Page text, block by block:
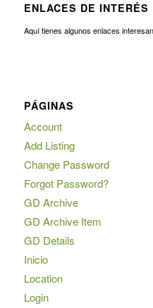
ENLACES DE INTERÉS
Aquí tienes algunos enlaces
PÁGINAS
Account
Add Listing
Change Password
Forgot Password?
GD Archive
GD Archive Item
GD Details
Inicio
Location
Login